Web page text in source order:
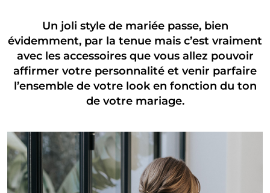
Un joli style de mariée passe, bien
évidemment, par la tenue mais c’est vraiment
avec les accessoires que vous allez pouvoir
affirmer votre personnalité et venir parfaire
l’ensemble de votre look en fonction du ton
de votre mariage.